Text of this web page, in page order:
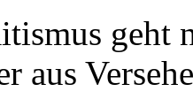
geht
aus